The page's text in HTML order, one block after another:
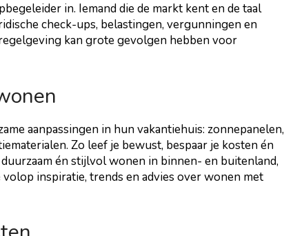
in. Iemand die de markt kent en de taal
check-ups, belastingen, vergunningen en
kan grote gevolgen hebben voor
aanpassingen in hun vakantiehuis: zonnepanelen,
Zo leef je bewust, bespaar je kosten én
én stijlvol wonen in binnen- en buitenland,
volop inspiratie, trends en advies over wonen met